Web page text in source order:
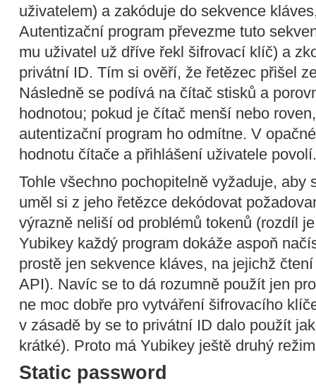
uživatelem) a zakóduje do sekvence
Autentizační program převezme tuto
mu uživatel už dříve řekl šifrovací klíč) a
privátní ID. Tím si ověří, že řetězec přišel
Následně se podívá na čítač stisků a
hodnotou; pokud je čítač menší nebo
autentizační program ho odmítne. V
hodnotu čítače a přihlášení uživatele povolí.
Tohle všechno pochopitelně vyžaduje, aby
uměl si z jeho řetězce dekódovat
výrazně neliší od problémů tokenů (rozdíl
Yubikey každý program dokáže aspoň
prostě jen sekvence kláves, na jejichž
API). Navíc se to dá rozumně použít jen
ne moc dobře pro vytváření šifrovacího
v zásadě by se to privátní ID dalo použít
krátké). Proto má Yubikey ještě druhý
Static password